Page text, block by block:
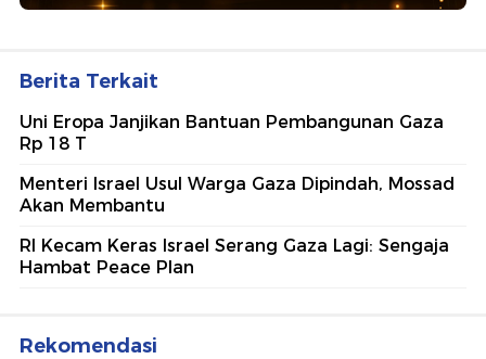
Berita Terkait
Uni Eropa Janjikan Bantuan Pembangunan Gaza
Rp 18 T
Menteri Israel Usul Warga Gaza Dipindah, Mossad
Akan Membantu
RI Kecam Keras Israel Serang Gaza Lagi: Sengaja
Hambat Peace Plan
Rekomendasi